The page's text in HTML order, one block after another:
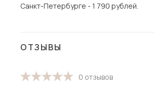
Санкт-Петербурге - 1 790 рублей.
ОТЗЫВЫ
0 отзывов